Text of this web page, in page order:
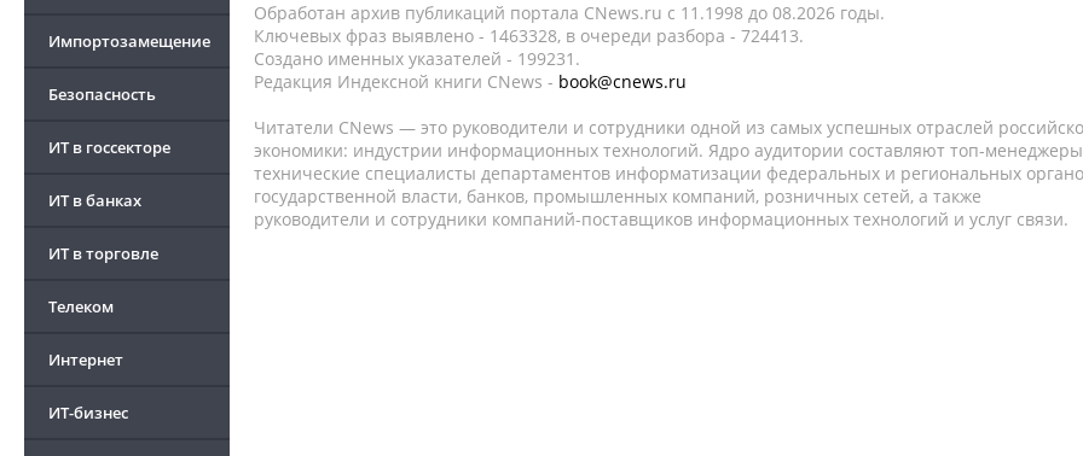
Импортозамещение
Безопасность
ИТ в госсекторе
ИТ в банках
ИТ в торговле
Телеком
Интернет
ИТ-бизнес
Обработан архив публикаций портала CNews.ru c 11.1998 до 08.2026 годы.
Ключевых фраз выявлено - 1463328, в очереди разбора - 724413.
Создано именных указателей - 199231.
Редакция Индексной книги CNews - book@cnews.ru
Читатели CNews — это руководители и сотрудники одной из самых успешных отраслей
экономики: индустрии информационных технологий. Ядро аудитории составляют топ-
технические специалисты департаментов информатизации федеральных и региональных
государственной власти, банков, промышленных компаний, розничных сетей, а также
руководители и сотрудники компаний-поставщиков информационных технологий и услуг связи.